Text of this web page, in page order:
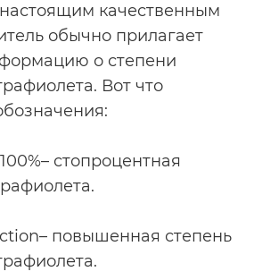
качественным
обычно прилагает
о степени
Вот что
стопроцентная
повышенная степень